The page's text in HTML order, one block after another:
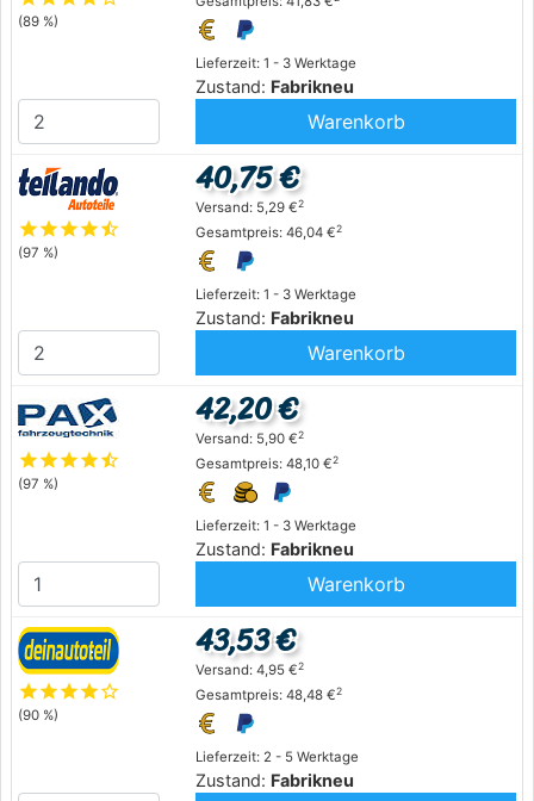
(89 %)
Lieferzeit: 1 - 3 Werktage
Zustand: Fabrikneu
Warenkorb
starstarstarstarstar_half
(97 %)
Lieferzeit: 1 - 3 Werktage
Zustand: Fabrikneu
40,75 €
Versand: 5,29 €2
Gesamtpreis: 46,04 €2
Warenkorb
starstarstarstarstar_half
(97 %)
Lieferzeit: 1 - 3 Werktage
Zustand: Fabrikneu
42,20 €
Versand: 5,90 €2
Gesamtpreis: 48,10 €2
Warenkorb
starstarstarstarstar_outline
(90 %)
Lieferzeit: 2 - 5 Werktage
Zustand: Fabrikneu
43,53 €
Versand: 4,95 €2
Gesamtpreis: 48,48 €2